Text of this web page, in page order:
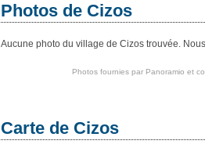
Photos de Cizos
Aucune photo du village de Cizos trouvée.
Photos fournies par Panoramio et
Carte de Cizos